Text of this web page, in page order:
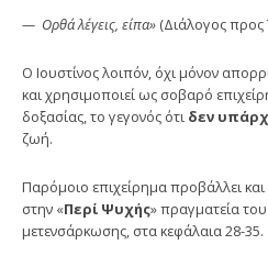
— Ορθά λέγεις, είπα» (Διάλογος
Ο Ιουστίνος λοιπόν, όχι μόνον
και χρησιμοποιεί ως σοβαρό
δοξασίας, το γεγονός ότι δεν
ζωή.
Παρόμοιο επιχείρημα προβάλλει και
στην «Περί Ψυχής» πραγματεία
μετενσάρκωσης, στα κεφάλαια 28-35.